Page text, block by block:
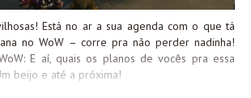
Está no ar a sua agenda com o que tá
no WoW – corre pra não perder nadinha!
E aí, quais os planos de vocês pra essa
beijo e até a próxima!